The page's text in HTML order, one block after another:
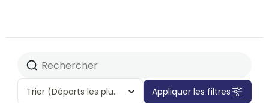
Trier (Départs les plus proches) Appliquer les filtres